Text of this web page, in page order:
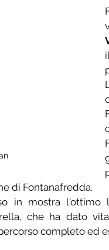
di Fontanafredda.
in mostra l'ottimo
che ha dato
completo ed